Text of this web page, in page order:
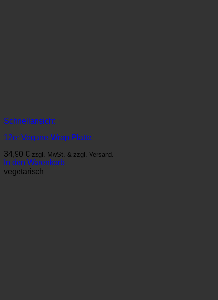
Schnellansicht
12er Vegane-Wrap-Platte
34,90 € zzgl. MwSt. & zzgl. Versand.
In den Warenkorb
vegetarisch